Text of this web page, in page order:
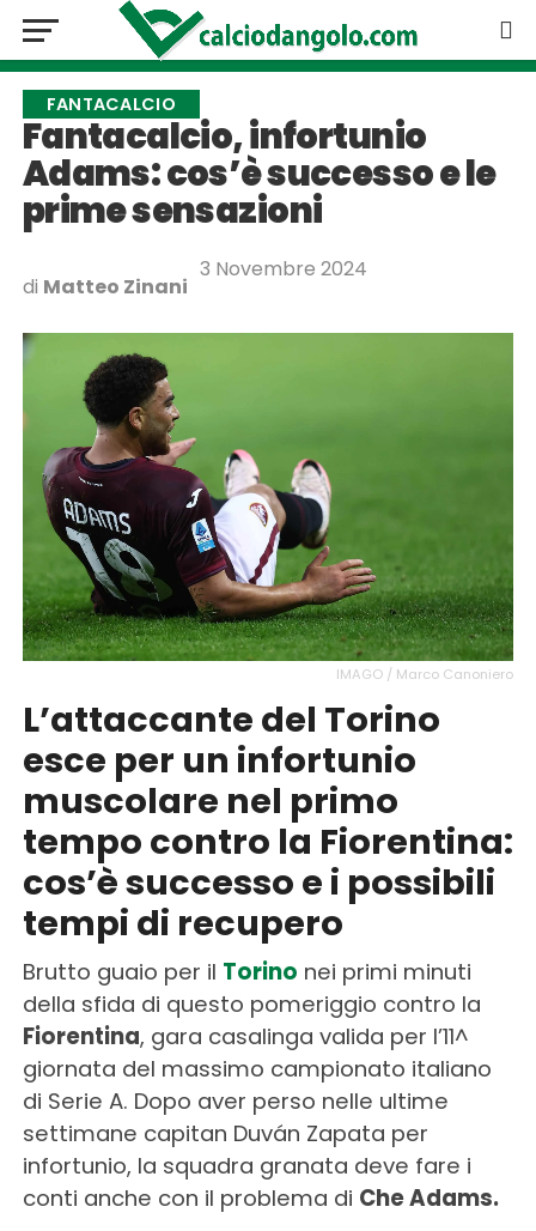
FANTACALCIO
Fantacalcio, infortunio
Adams: cos’è successo e le
prime sensazioni
di Matteo Zinani
3 Novembre 2024
IMAGO / Marco Canoniero
L’attaccante del Torino
esce per un infortunio
muscolare nel primo
tempo contro la Fiorentina:
cos’è successo e i possibili
tempi di recupero
Brutto guaio per il Torino nei primi minuti
della sfida di questo pomeriggio contro la
Fiorentina, gara casalinga valida per l’11^
giornata del massimo campionato italiano
di Serie A. Dopo aver perso nelle ultime
settimane capitan Duván Zapata per
infortunio, la squadra granata deve fare i
conti anche con il problema di Che Adams.